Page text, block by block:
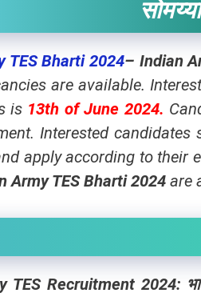
TES Bharti 2024– Indian
are available.
is 13th of June 2024.
Interested
apply according to their
Army TES Bharti 2024are
Recruitment 2024: